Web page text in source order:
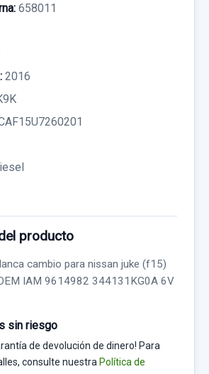
658011
2016
producto
cambio para nissan juke (f15)
IAM 9614982 344131KG0A 6V
sin riesgo
de devolución de dinero! Para
consulte nuestra Política de